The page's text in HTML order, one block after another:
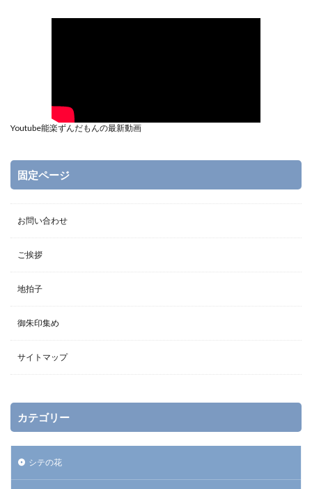
Youtube能楽ずんだもんの最新動画
固定ページ
お問い合わせ
ご挨拶
地拍子
御朱印集め
サイトマップ
カテゴリー
シテの花